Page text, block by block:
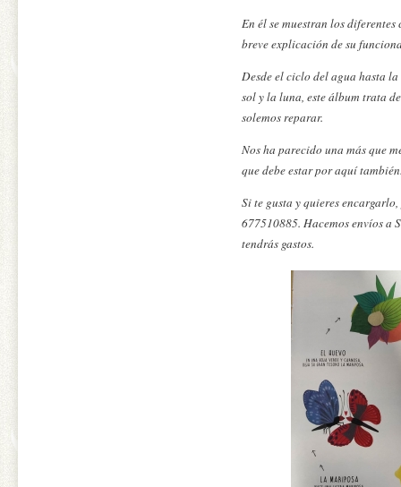
En él se muestran los
breve explicación de su
Desde el ciclo del agua hasta
sol y la luna, este álbum trata
solemos reparar.
Nos ha parecido una más que
que debe estar por aquí
Si te gusta y quieres
677510885. Hacemos envíos a
tendrás gastos.